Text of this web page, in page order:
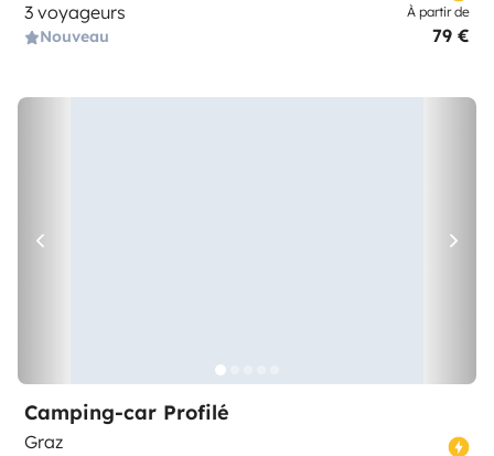
3 voyageurs
Nouveau
À partir de
79 €
Camping-car Profilé
Graz